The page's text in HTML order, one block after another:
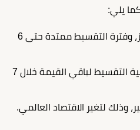
يلي:
يدفع العميل 10% كمقدم حجز، وفترة التقسيط ممتدة حتى 6
يتم تسديد 20% مقدم، وإمكانية التقسيط لباقي القيمة خلال 7
وذلك لتغير الاقتصاد العالمي.